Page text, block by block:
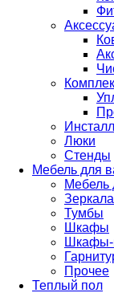
Люки
Стенды
Мебель для
Мебель
Зеркала
Тумбы
Шкафы
Шкафы-
Прочее
Теплый пол